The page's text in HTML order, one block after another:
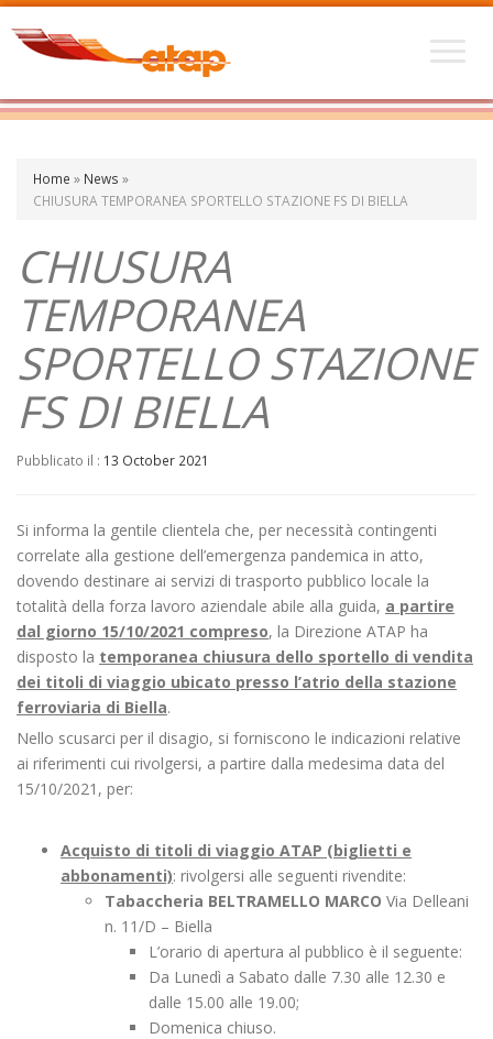
Home » News »
CHIUSURA TEMPORANEA SPORTELLO STAZIONE FS DI BIELLA
CHIUSURA
TEMPORANEA
SPORTELLO STAZIONE
FS DI BIELLA
Pubblicato il : 13 October 2021
Si informa la gentile clientela che, per necessità contingenti
correlate alla gestione dell’emergenza pandemica in atto,
dovendo destinare ai servizi di trasporto pubblico locale la
totalità della forza lavoro aziendale abile alla guida, a partire
dal giorno 15/10/2021 compreso, la Direzione ATAP ha
disposto la temporanea chiusura dello sportello di vendita
dei titoli di viaggio ubicato presso l’atrio della stazione
ferroviaria di Biella.
Nello scusarci per il disagio, si forniscono le indicazioni relative
ai riferimenti cui rivolgersi, a partire dalla medesima data del
15/10/2021, per:
Acquisto di titoli di viaggio ATAP (biglietti e
abbonamenti): rivolgersi alle seguenti rivendite:
Tabaccheria BELTRAMELLO MARCO Via Delleani
n. 11/D – Biella
L’orario di apertura al pubblico è il seguente:
Da Lunedì a Sabato dalle 7.30 alle 12.30 e
dalle 15.00 alle 19.00;
Domenica chiuso.